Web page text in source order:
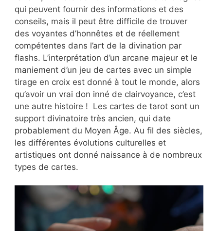
qui peuvent fournir des informations et des
conseils, mais il peut être difficile de trouver
des voyantes d’honnêtes et de réellement
compétentes dans l’art de la divination par
flashs. L’interprétation d’un arcane majeur et le
maniement d’un jeu de cartes avec un simple
tirage en croix est donné à tout le monde, alors
qu’avoir un vrai don inné de clairvoyance, c’est
une autre histoire ! Les cartes de tarot sont un
support divinatoire très ancien, qui date
probablement du Moyen Âge. Au fil des siècles,
les différentes évolutions culturelles et
artistiques ont donné naissance à de nombreux
types de cartes.